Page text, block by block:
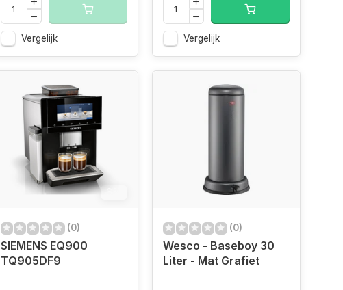
Vergelijk Vergelijk
(0)
SIEMENS EQ900
TQ905DF9
(0)
Wesco - Baseboy 30
Liter - Mat Grafiet